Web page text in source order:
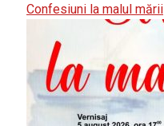
Confesiuni la malul mării